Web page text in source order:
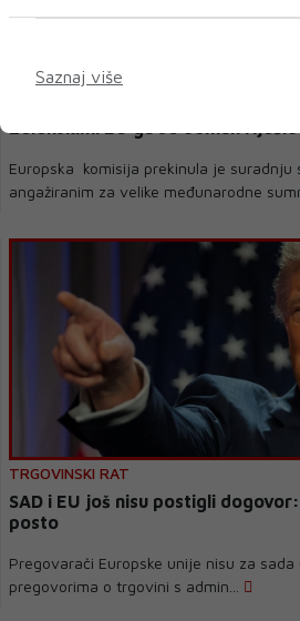
VOLODIMIR ZELENSKI
Europska komisija prekinula je suradnju
angažiranim za velike međunarodne
TRGOVINSKI RAT
SAD i EU još nisu postigli
posto
Pregovarači Europske unije nisu za
pregovorima o trgovini s admin...
Saznaj više